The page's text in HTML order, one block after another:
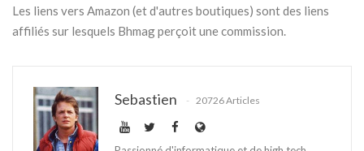
Les liens vers Amazon (et d'autres boutiques) sont des liens
affiliés sur lesquels Bhmag perçoit une commission.
Sebastien 20726 Articles